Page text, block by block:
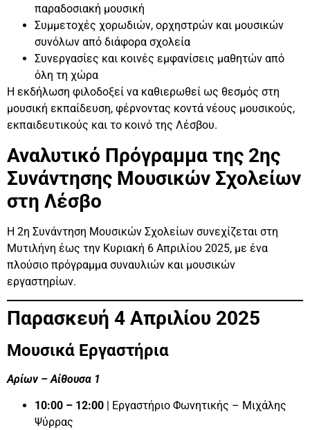
παραδοσιακή μουσική
Συμμετοχές χορωδιών, ορχηστρών και μουσικών
συνόλων από διάφορα σχολεία
Συνεργασίες και κοινές εμφανίσεις μαθητών από
όλη τη χώρα
Η εκδήλωση φιλοδοξεί να καθιερωθεί ως θεσμός στη
μουσική εκπαίδευση, φέρνοντας κοντά νέους μουσικούς,
εκπαιδευτικούς και το κοινό της Λέσβου.
Αναλυτικό Πρόγραμμα της 2ης
Συνάντησης Μουσικών Σχολείων
στη Λέσβο
Η 2η Συνάντηση Μουσικών Σχολείων συνεχίζεται στη
Μυτιλήνη έως την Κυριακή 6 Απριλίου 2025, με ένα
πλούσιο πρόγραμμα συναυλιών και μουσικών
εργαστηρίων.
Παρασκευή 4 Απριλίου 2025
Μουσικά Εργαστήρια
Αρίων – Αίθουσα 1
10:00 – 12:00 | Εργαστήριο Φωνητικής – Μιχάλης
Ψύρρας